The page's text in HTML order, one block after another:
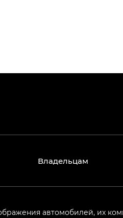
Владельцам
автомобилей, их